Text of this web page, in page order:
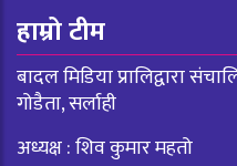
हाम्रो टीम
बादल मिडिया प्रालिद्वारा
गोडैता, सर्लाही
अध्यक्ष : शिव कुमार महतो